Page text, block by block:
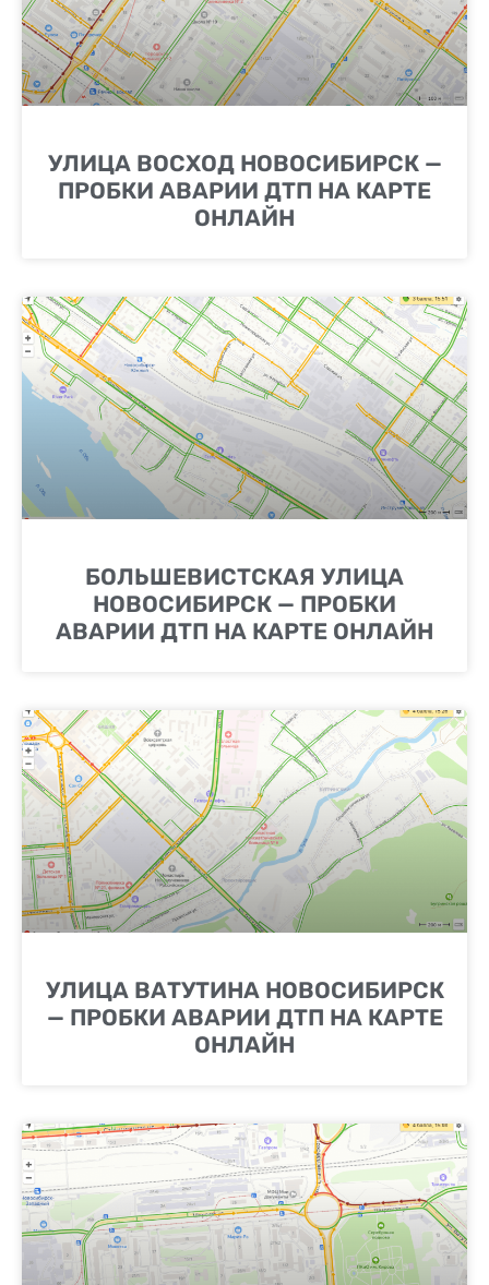
УЛИЦА ВОСХОД НОВОСИБИРСК —
ПРОБКИ АВАРИИ ДТП НА КАРТЕ
ОНЛАЙН
БОЛЬШЕВИСТСКАЯ УЛИЦА
НОВОСИБИРСК — ПРОБКИ
АВАРИИ ДТП НА КАРТЕ ОНЛАЙН
УЛИЦА ВАТУТИНА НОВОСИБИРСК
— ПРОБКИ АВАРИИ ДТП НА КАРТЕ
ОНЛАЙН